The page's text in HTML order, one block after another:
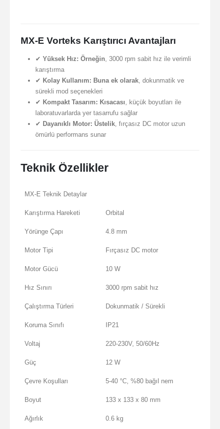
MX-E Vorteks Karıştırıcı Avantajları
✔ Yüksek Hız: Örneğin , 3000 rpm sabit hız ile verimli
karıştırma
✔ Kolay Kullanım: Buna ek olarak, dokunmatik ve
sürekli mod seçenekleri
✔ Kompakt Tasarım: Kısacası , küçük boyutları ile
laboratuvarlarda yer tasarrufu sağlar
✔ Dayanıklı Motor: Üstelik, fırçasız DC motor uzun
ömürlü performans sunar
Teknik Özellikler
MX-E Teknik Detaylar
Karıştırma Hareketi Orbital
Yörünge Çapı 4.8 mm
Motor Tipi Fırçasız DC motor
Motor Gücü 10 W
Hız Sınırı 3000 rpm sabit hız
Çalıştırma Türleri Dokunmatik / Sürekli
Koruma Sınıfı IP21
Voltaj 220-230V, 50/60Hz
Güç 12 W
Çevre Koşulları 5-40 °C, %80 bağıl nem
Boyut 133 x 133 x 80 mm
Ağırlık 0.6 kg